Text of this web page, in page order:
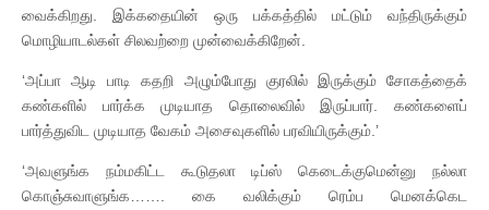
வைக்கிறது. இக்கதையின் ஒரு பக்கத்தில் மட்டும் வந்திருக்கும்
மொழியாடல்கள் சிலவற்றை முன்வைக்கிறேன்.
‘அப்பா ஆடி பாடி கதறி அழும்போது குரலில் இருக்கும் சோகத்தைக்
கண்களில் பார்க்க முடியாத தொலைவில் இருப்பார். கண்களைப்
பார்த்துவிட முடியாத வேகம் அசைவுகளில் பரவியிருக்கும்.’
‘அவளுங்க நம்மகிட்ட கூடுதலா டிப்ஸ் கெடைக்குமென்னு நல்லா
கொஞ்சுவாளுங்க……. கை வலிக்கும் ரெம்ப மெனக்கெட